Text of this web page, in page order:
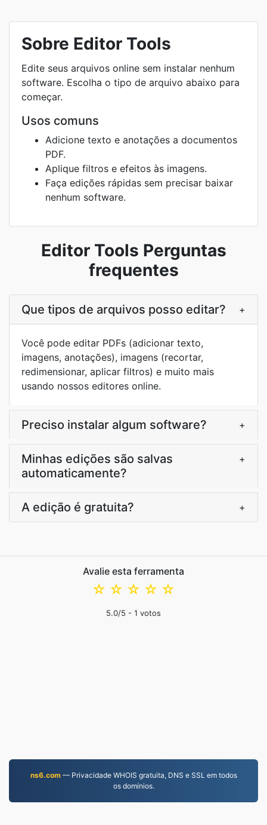
Sobre Editor Tools
Edite seus arquivos online sem instalar nenhum
software. Escolha o tipo de arquivo abaixo para
começar.
Usos comuns
Adicione texto e anotações a documentos
PDF.
Aplique filtros e efeitos às imagens.
Faça edições rápidas sem precisar baixar
nenhum software.
Editor Tools Perguntas
frequentes
Que tipos de arquivos posso editar? +
Você pode editar PDFs (adicionar texto,
imagens, anotações), imagens (recortar,
redimensionar, aplicar filtros) e muito mais
usando nossos editores online.
Preciso instalar algum software? +
Minhas edições são salvas
automaticamente?
+
A edição é gratuita? +
Avalie esta ferramenta
☆
☆
☆
☆
☆
5.0/5 - 1 votos
ns6.com— Privacidade WHOIS gratuita, DNS e SSL em todos
os domínios.